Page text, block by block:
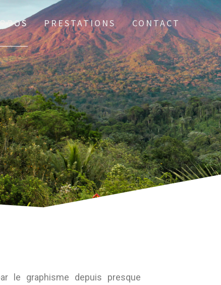
PRESTATIONS CONTACT
le graphisme depuis presque